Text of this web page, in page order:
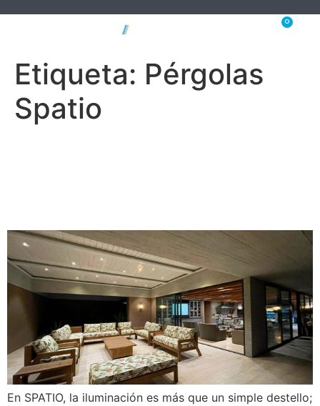
0
Etiqueta: Pérgolas
Spatio
En SPATIO, la iluminación es más que un simple destello;